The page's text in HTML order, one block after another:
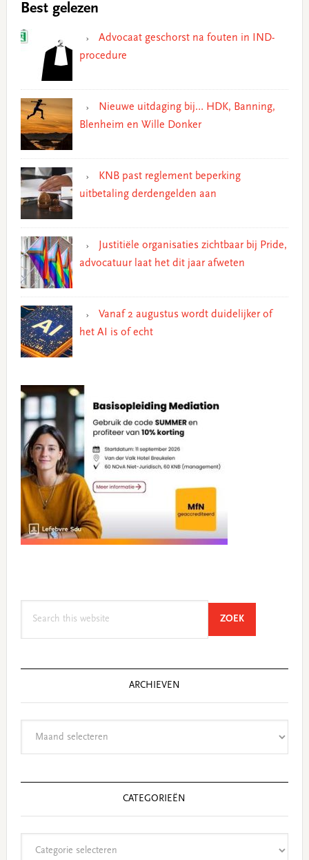
Best gelezen
Advocaat geschorst na fouten in IND-
procedure
Nieuwe uitdaging bij… HDK, Banning,
Blenheim en Wille Donker
KNB past reglement beperking
uitbetaling derdengelden aan
Justitiële organisaties zichtbaar bij Pride,
advocatuur laat het dit jaar afweten
Vanaf 2 augustus wordt duidelijker of
het AI is of echt
ZOEKSEARCH
ARCHIEVEN
CATEGORIEËN